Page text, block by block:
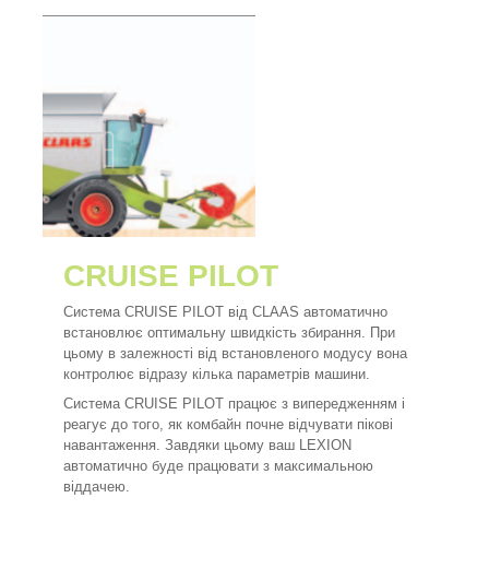
CRUISE PILOT
Система CRUISE PILOT від CLAAS автоматично
встановлює оптимальну швидкість збирання. При
цьому в залежності від встановленого модусу вона
контролює відразу кілька параметрів машини.
Система CRUISE PILOT працює з випередженням і
реагує до того, як комбайн почне відчувати пікові
навантаження. Завдяки цьому ваш LEXION
автоматично буде працювати з максимальною
віддачею.